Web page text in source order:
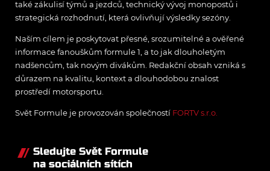
také zákulisí týmů a jezdců, technický vývoj monopostů i
strategická rozhodnutí, která ovlivňují výsledky sezóny.
Naším cílem je poskytovat přesné, srozumitelné a ověřené
informace fanouškům formule 1, a to jak dlouholetým
nadšencům, tak novým divákům. Redakční obsah vzniká s
důrazem na kvalitu, kontext a dlouhodobou znalost
prostředí motorsportu.
Svět Formule je provozován společností FORTV s.r.o.
Sledujte Svět Formule
na sociálních sítích